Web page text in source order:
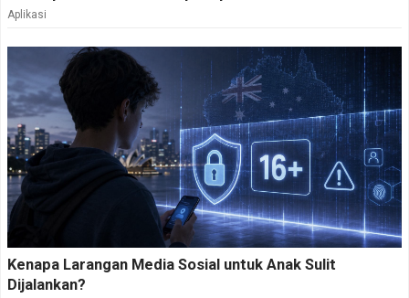
Aplikasi
Kenapa Larangan Media Sosial untuk Anak Sulit
Dijalankan?